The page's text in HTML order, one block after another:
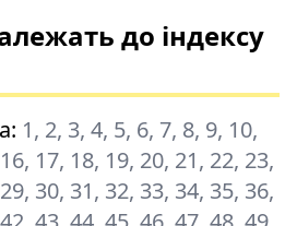
до індексу
: 1, 2, 3, 4, 5, 6, 7, 8, 9, 10,
17, 18, 19, 20, 21, 22, 23,
30, 31, 32, 33, 34, 35, 36,